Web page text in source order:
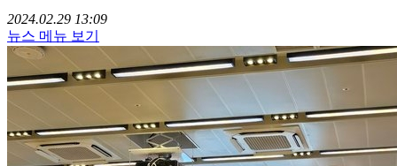
2024.02.29 13:09
뉴스 메뉴 보기